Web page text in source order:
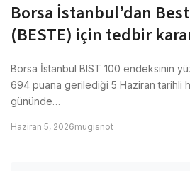
Borsa İstanbul’dan
(BESTE) için tedbir
Borsa İstanbul BIST 100 endeksinin
694 puana gerilediği 5 Haziran tarihli
gününde…
Haziran 5, 2026mugisnot